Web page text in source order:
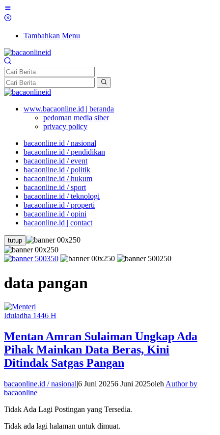
Tambahkan Menu
www.bacaonline.id | beranda
pedoman media siber
privacy policy
bacaonline.id / nasional
bacaonline.id / pendidikan
bacaonline.id / event
bacaonline.id / politik
bacaonline.id / hukum
bacaonline.id / sport
bacaonline.id / teknologi
bacaonline.id / properti
bacaonline.id / opini
bacaonline.id | contact
tutup
data pangan
Iduladha 1446 H
Mentan Amran Sulaiman Ungkap Ada
Pihak Mainkan Data Beras, Kini
Ditindak Satgas Pangan
bacaonline.id / nasional|6 Juni 20256 Juni 2025oleh Author by
bacaonline
Tidak Ada Lagi Postingan yang Tersedia.
Tidak ada lagi halaman untuk dimuat.